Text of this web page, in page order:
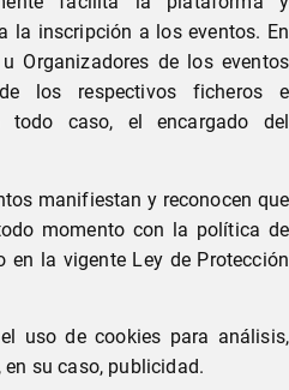
la inscripción a los eventos. En
Organizadores de los eventos
los respectivos ficheros e
todo caso, el encargado del
manifiestan y reconocen que
momento con la política de
en la vigente Ley de Protección
uso de cookies para análisis,
su caso, publicidad.